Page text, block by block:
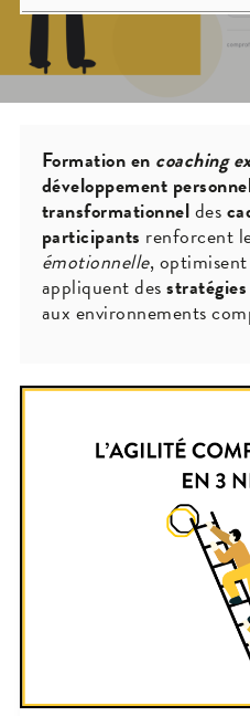
Formationen coaching
développement
transformationneldes
participants renforcent
émotionnelle,
appliquent des
aux environnements